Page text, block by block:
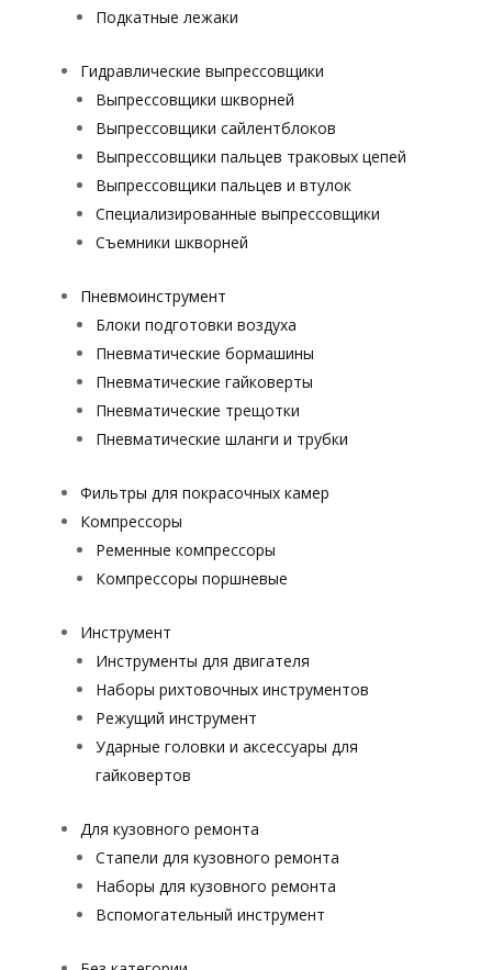
Подкатные лежаки
Гидравлические выпрессовщики
Выпрессовщики шкворней
Выпрессовщики сайлентблоков
Выпрессовщики пальцев траковых цепей
Выпрессовщики пальцев и втулок
Специализированные выпрессовщики
Cъемники шкворней
Пневмоинструмент
Блоки подготовки воздуха
Пневматические бормашины
Пневматические гайковерты
Пневматические трещотки
Пневматические шланги и трубки
Фильтры для покрасочных камер
Компрессоры
Ременные компрессоры
Компрессоры поршневые
Инструмент
Инструменты для двигателя
Наборы рихтовочных инструментов
Режущий инструмент
Ударные головки и аксессуары для
гайковертов
Для кузовного ремонта
Стапели для кузовного ремонта
Наборы для кузовного ремонта
Вспомогательный инструмент